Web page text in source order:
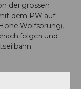
der grossen
dem PW auf
Wolfsprung),
folgen und